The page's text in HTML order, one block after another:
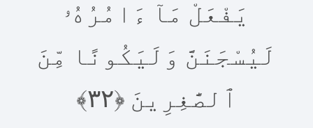
يَفْعَلْ مَآ ءَامُرُهُۥ
لَيُسْجَنَنَّ وَلَيَكُونًا مِّنَ
ٱلصَّٰغِرِينَ ‎﴿٢٣﴾